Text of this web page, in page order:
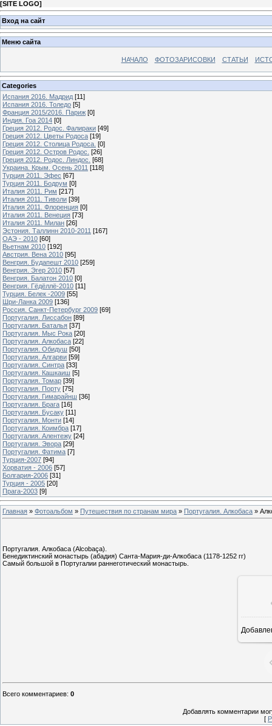
[SITE LOGO]
Вход на сайт
Меню сайта
НАЧАЛО ФОТОЗАРИСОВКИ СТАТЬИ
Categories
Испания 2016. Мадрид [11]
Испания 2016. Толедо [5]
Франция 2015/2016. Париж [0]
Индия. Гоа 2014 [0]
Греция 2012. Родос. Фалираки [49]
Греция 2012. Цветы Родоса [19]
Греция 2012. Столица Родоса. [0]
Греция 2012. Остров Родос. [26]
Греция 2012. Родос. Линдос. [68]
Украина. Крым. Осень 2011 [118]
Турция 2011. Эфес [67]
Турция 2011. Бодрум [0]
Италия 2011. Рим [217]
Италия 2011. Тиволи [39]
Италия 2011. Флоренция [0]
Италия 2011. Венеция [73]
Италия 2011. Милан [26]
Эстония. Таллинн 2010-2011 [167]
ОАЭ - 2010 [60]
Вьетнам 2010 [192]
Австрия. Вена 2010 [95]
Венгрия. Будапешт 2010 [259]
Венгрия. Эгер 2010 [57]
Венгрия. Балатон 2010 [0]
Венгрия. Гёдёллё-2010 [11]
Турция. Белек -2009 [55]
Шри-Ланка 2009 [136]
Россия. Санкт-Петербург 2009 [69]
Португалия. Лиссабон [89]
Португалия. Баталья [37]
Португалия. Мыс Рока [20]
Португалия. Алкобаса [22]
Португалия. Обидуш [50]
Португалия. Алгарви [59]
Португалия. Синтра [33]
Португалия. Кашкаиш [5]
Португалия. Томар [39]
Португалия. Порту [75]
Португалия. Гимарайнш [36]
Португалия. Брага [16]
Португалия. Бусаку [11]
Португалия. Монти [14]
Португалия. Коимбра [17]
Португалия. Алентежу [24]
Португалия. Эвора [29]
Португалия. Фатима [7]
Турция-2007 [94]
Хорватия - 2006 [57]
Болгария-2006 [31]
Турция - 2005 [20]
Прага-2003 [9]
Главная » Фотоальбом » Путешествия по странам мира » Португалия. Алкобаса »
Португалия. Алкобаса (Alcobaça).
Бенедиктинский монастырь (абадия) Санта-Мария-ди-Алкобаса (1178-1252 гг)
Самый большой в Португалии раннеготический монастырь.
Всего комментариев: 0
Добавлять комментарии
[